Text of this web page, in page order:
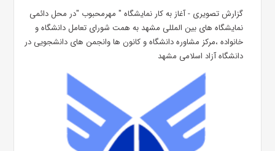
گزارش تصویری - آغاز به کار نمایشگاه " مهرمحبوب "در محل دائمی
نمایشگاه های بین المللی مشهد به همت شورای تعامل دانشگاه و
خانواده ،مرکز مشاوره دانشگاه و کانون ها وانجمن های دانشجویی در
دانشگاه آزاد اسلامی مشهد